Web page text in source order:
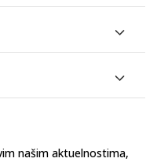
našim aktuelnostima,